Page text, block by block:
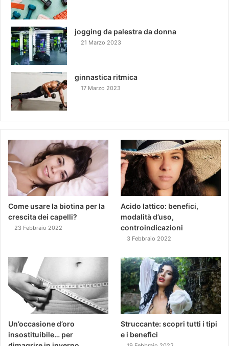
jogging da palestra da donna
21 Marzo 2023
ginnastica ritmica
17 Marzo 2023
Come usare la biotina per la
crescita dei capelli?
23 Febbraio 2022
Acido lattico: benefici,
modalità d’uso,
controindicazioni
3 Febbraio 2022
Un’occasione d’oro
insostituibile… per
Struccante: scopri tutti i tipi
e i benefici